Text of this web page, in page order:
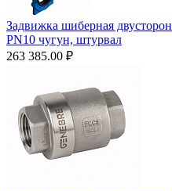
Задвижка шиберная
PN10 чугун, штурвал
263 385.00 ₽